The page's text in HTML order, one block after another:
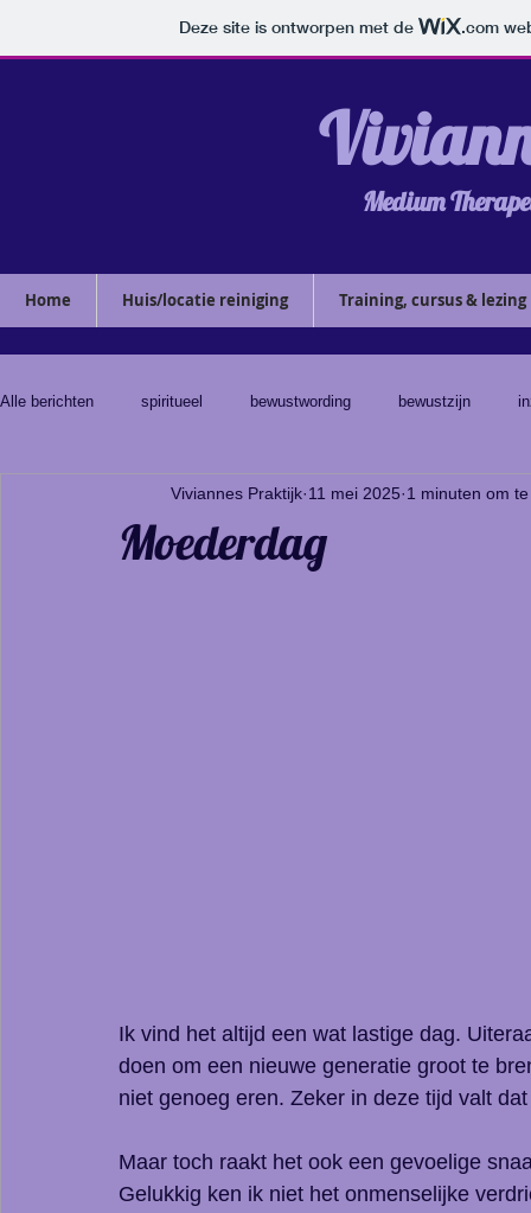
Deze site is ontworpen met de .com
Medium
Home Huis/locatie reiniging Training, cursus & lezing
Alle berichten spiritueel bewustwording bewustzijn
kaartlegging boodschap huisreiniging
Moederdag
Viviannes Praktijk 11 mei 2025 1 minuten om
Ik vind het altijd een wat lastige dag.
doen om een nieuwe generatie groot te
niet genoeg eren. Zeker in deze tijd valt
Maar toch raakt het ook een gevoelige
Gelukkig ken ik niet het onmenselijke